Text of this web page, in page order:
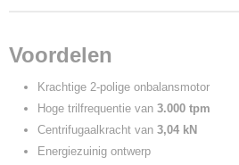
Voordelen
Krachtige 2-polige onbalansmotor
Hoge trilfrequentie van 3.000 tpm
Centrifugaalkracht van 3,04 kN
Energiezuinig ontwerp